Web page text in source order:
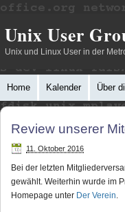
Unix User
Unix und Linux User in der
Home Kalender Über
Review unserer
11. Oktober 2016
Bei der letzten
gewählt. Weiterhin wurde im
Homepage unter Der Verein.